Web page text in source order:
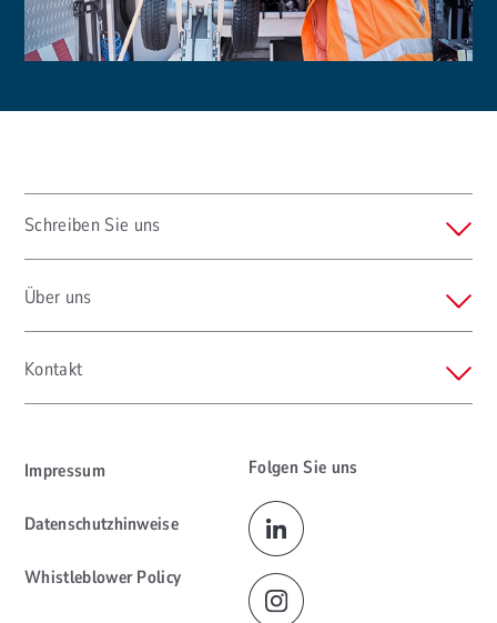
Schreiben Sie uns
Über uns
Kontakt
Impressum
Datenschutzhinweise
Whistleblower Policy
Folgen Sie uns